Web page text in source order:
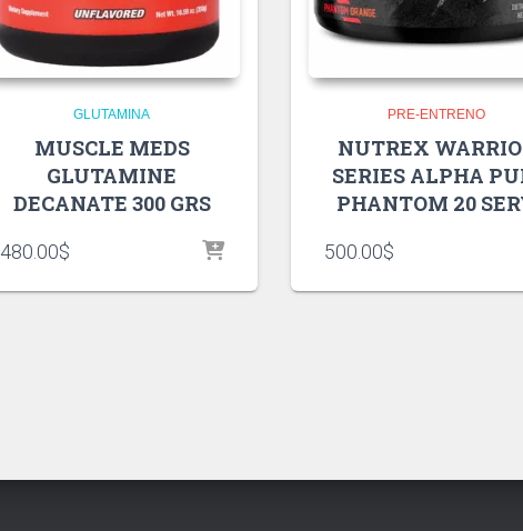
GLUTAMINA
MUSCLE MEDS
GLUTAMINE
DECANATE 300 GRS
480.00$
PRE-ENTRENO
NUTREX
SERIES ALPHA
PHANTOM 20
500.00$